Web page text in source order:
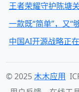
王者荣耀守护陈塘
一款既“简单”，又“
中国AI开源战略正
© 2025木木应用